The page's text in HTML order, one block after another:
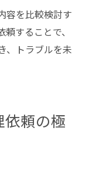
容を比較検討す
することで、
、トラブルを未
頼の極